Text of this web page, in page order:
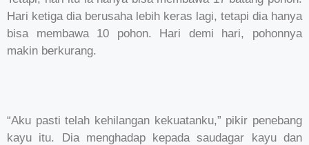
Hari ketiga dia berusaha lebih keras lagi, tetapi dia hanya
bisa membawa 10 pohon. Hari demi hari, pohonnya
makin berkurang.
“Aku pasti telah kehilangan kekuatanku,” pikir penebang
kayu itu. Dia menghadap kepada saudagar kayu dan